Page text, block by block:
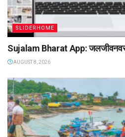
SLIDERHOME
Sujalam Bharat App: जलजीवनवर
AUGUST 8, 2026